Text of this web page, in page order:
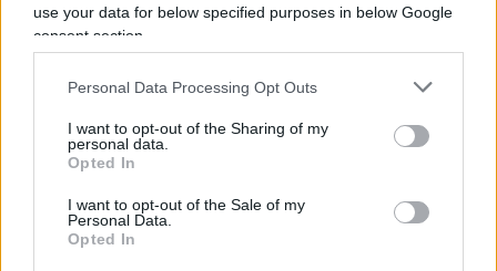
use your data for below specified purposes in below Google
consent section.
Personal Data Processing Opt Outs
I want to opt-out of the Sharing of my
personal data.
Opted In
I want to opt-out of the Sale of my
Personal Data.
Opted In
dividendo.
A fusione avvenuta i grandi sociEni, Cdp Equity e
parasocialeche blinderà il 29% del capitale. La
regia per una volta sarà però italiana, perché è
Saipem a incorporare Subsea, mantenendo la
sede sociale nel nostro Paese.